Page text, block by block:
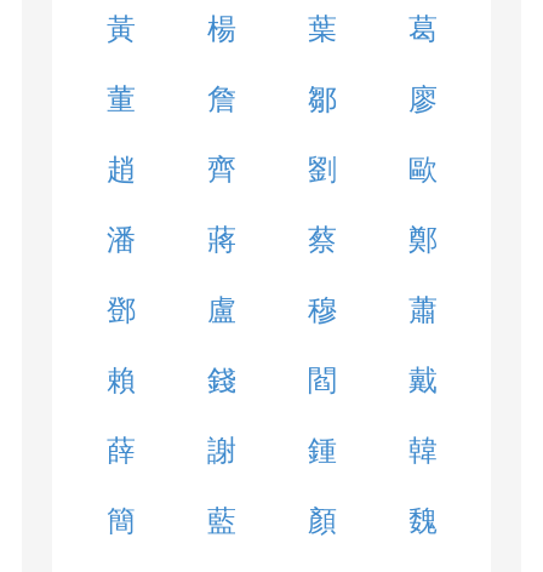
黃 楊 葉 葛
董 詹 鄒 廖
趙 齊 劉 歐
潘 蔣 蔡 鄭
鄧 盧 穆 蕭
賴 錢 閻 戴
薛 謝 鍾 韓
簡 藍 顏 魏